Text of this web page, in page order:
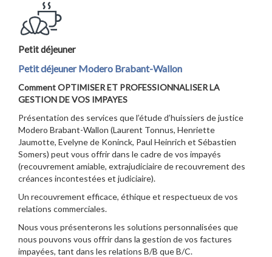
Petit déjeuner
Petit déjeuner Modero Brabant-Wallon
Comment OPTIMISER ET PROFESSIONNALISER LA
GESTION DE VOS IMPAYES
Présentation des services que l’étude d’huissiers de justice
Modero Brabant-Wallon (Laurent Tonnus, Henriette
Jaumotte, Evelyne de Koninck, Paul Heinrich et Sébastien
Somers) peut vous offrir dans le cadre de vos impayés
(recouvrement amiable, extrajudiciaire de recouvrement des
créances incontestées et judiciaire).
Un recouvrement efficace, éthique et respectueux de vos
relations commerciales.
Nous vous présenterons les solutions personnalisées que
nous pouvons vous offrir dans la gestion de vos factures
impayées, tant dans les relations B/B que B/C.